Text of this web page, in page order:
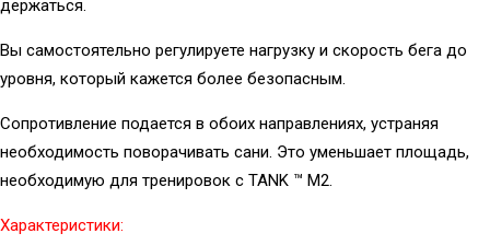
держаться.
Вы самостоятельно регулируете нагрузку и скорость бега до
уровня, который кажется более безопасным.
Сопротивление подается в обоих направлениях, устраняя
необходимость поворачивать сани. Это уменьшает площадь,
необходимую для тренировок с TANK ™ M2.
Характеристики: